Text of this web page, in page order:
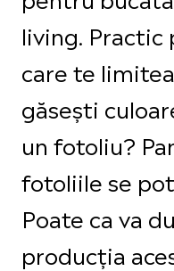
living. Practic
care te
găsești
un fotoliu?
fotoliile se
Poate ca va
producția